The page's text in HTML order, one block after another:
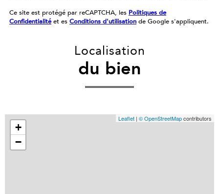
Ce site est protégé par reCAPTCHA, les Politiques de
Confidentialitéet es Conditions d'utilisation de Google s'appliquent.
Localisation
du bien
+
−
Leaflet | © OpenStreetMapcontributors